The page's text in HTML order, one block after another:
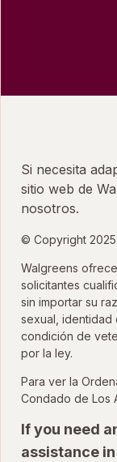
Si necesita
sitio web de
nosotros.
© Copyright
Walgreens
solicitantes
sin importar su
sexual, identidad
condición de
por la ley.
Para ver la
Condado de Los
If you need
assistance